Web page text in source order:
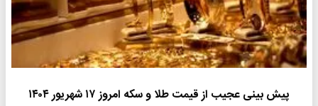
پیش بینی عجیب از قیمت طلا و سکه امروز ۱۷ شهریور ۱۴۰۴